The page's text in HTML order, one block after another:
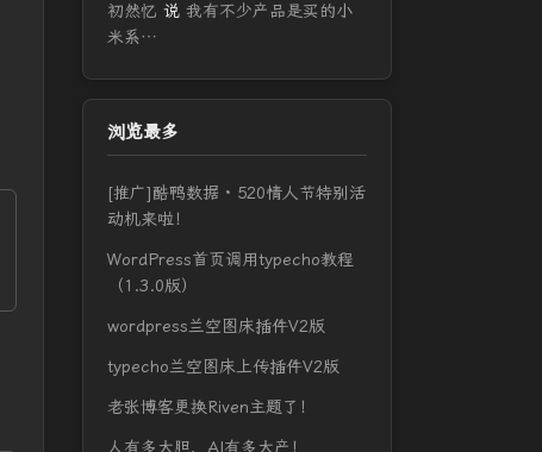
初然忆 说 我有不少产品是买的小
米系…
浏览最多
[推广]酷鸭数据 · 520情人节特别活
动机来啦！
WordPress首页调用typecho教程
（1.3.0版）
wordpress兰空图床插件V2版
typecho兰空图床上传插件V2版
老张博客更换Riven主题了！
人有多大胆，AI有多大产！